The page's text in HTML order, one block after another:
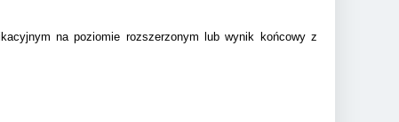
na poziomie rozszerzonym lub wynik końcowy z